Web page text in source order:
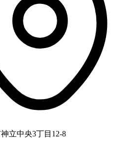
立中央3丁目12-8